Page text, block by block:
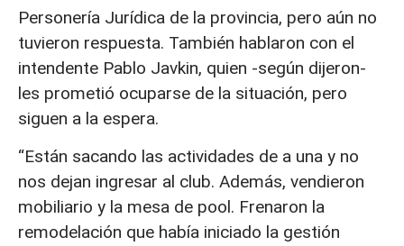
Personería Jurídica de la provincia, pero aún no
tuvieron respuesta. También hablaron con el
intendente Pablo Javkin, quien -según dijeron-
les prometió ocuparse de la situación, pero
siguen a la espera.
“Están sacando las actividades de a una y no
nos dejan ingresar al club. Además, vendieron
mobiliario y la mesa de pool. Frenaron la
remodelación que había iniciado la gestión